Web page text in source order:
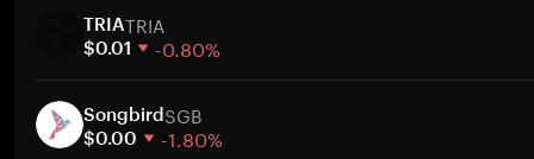
30 días
Capitalización de mercado
TRIATRIA
$0.01 -0.80%
30 días
Capitalización de mercado
SongbirdSGB
$0.00 -1.80%